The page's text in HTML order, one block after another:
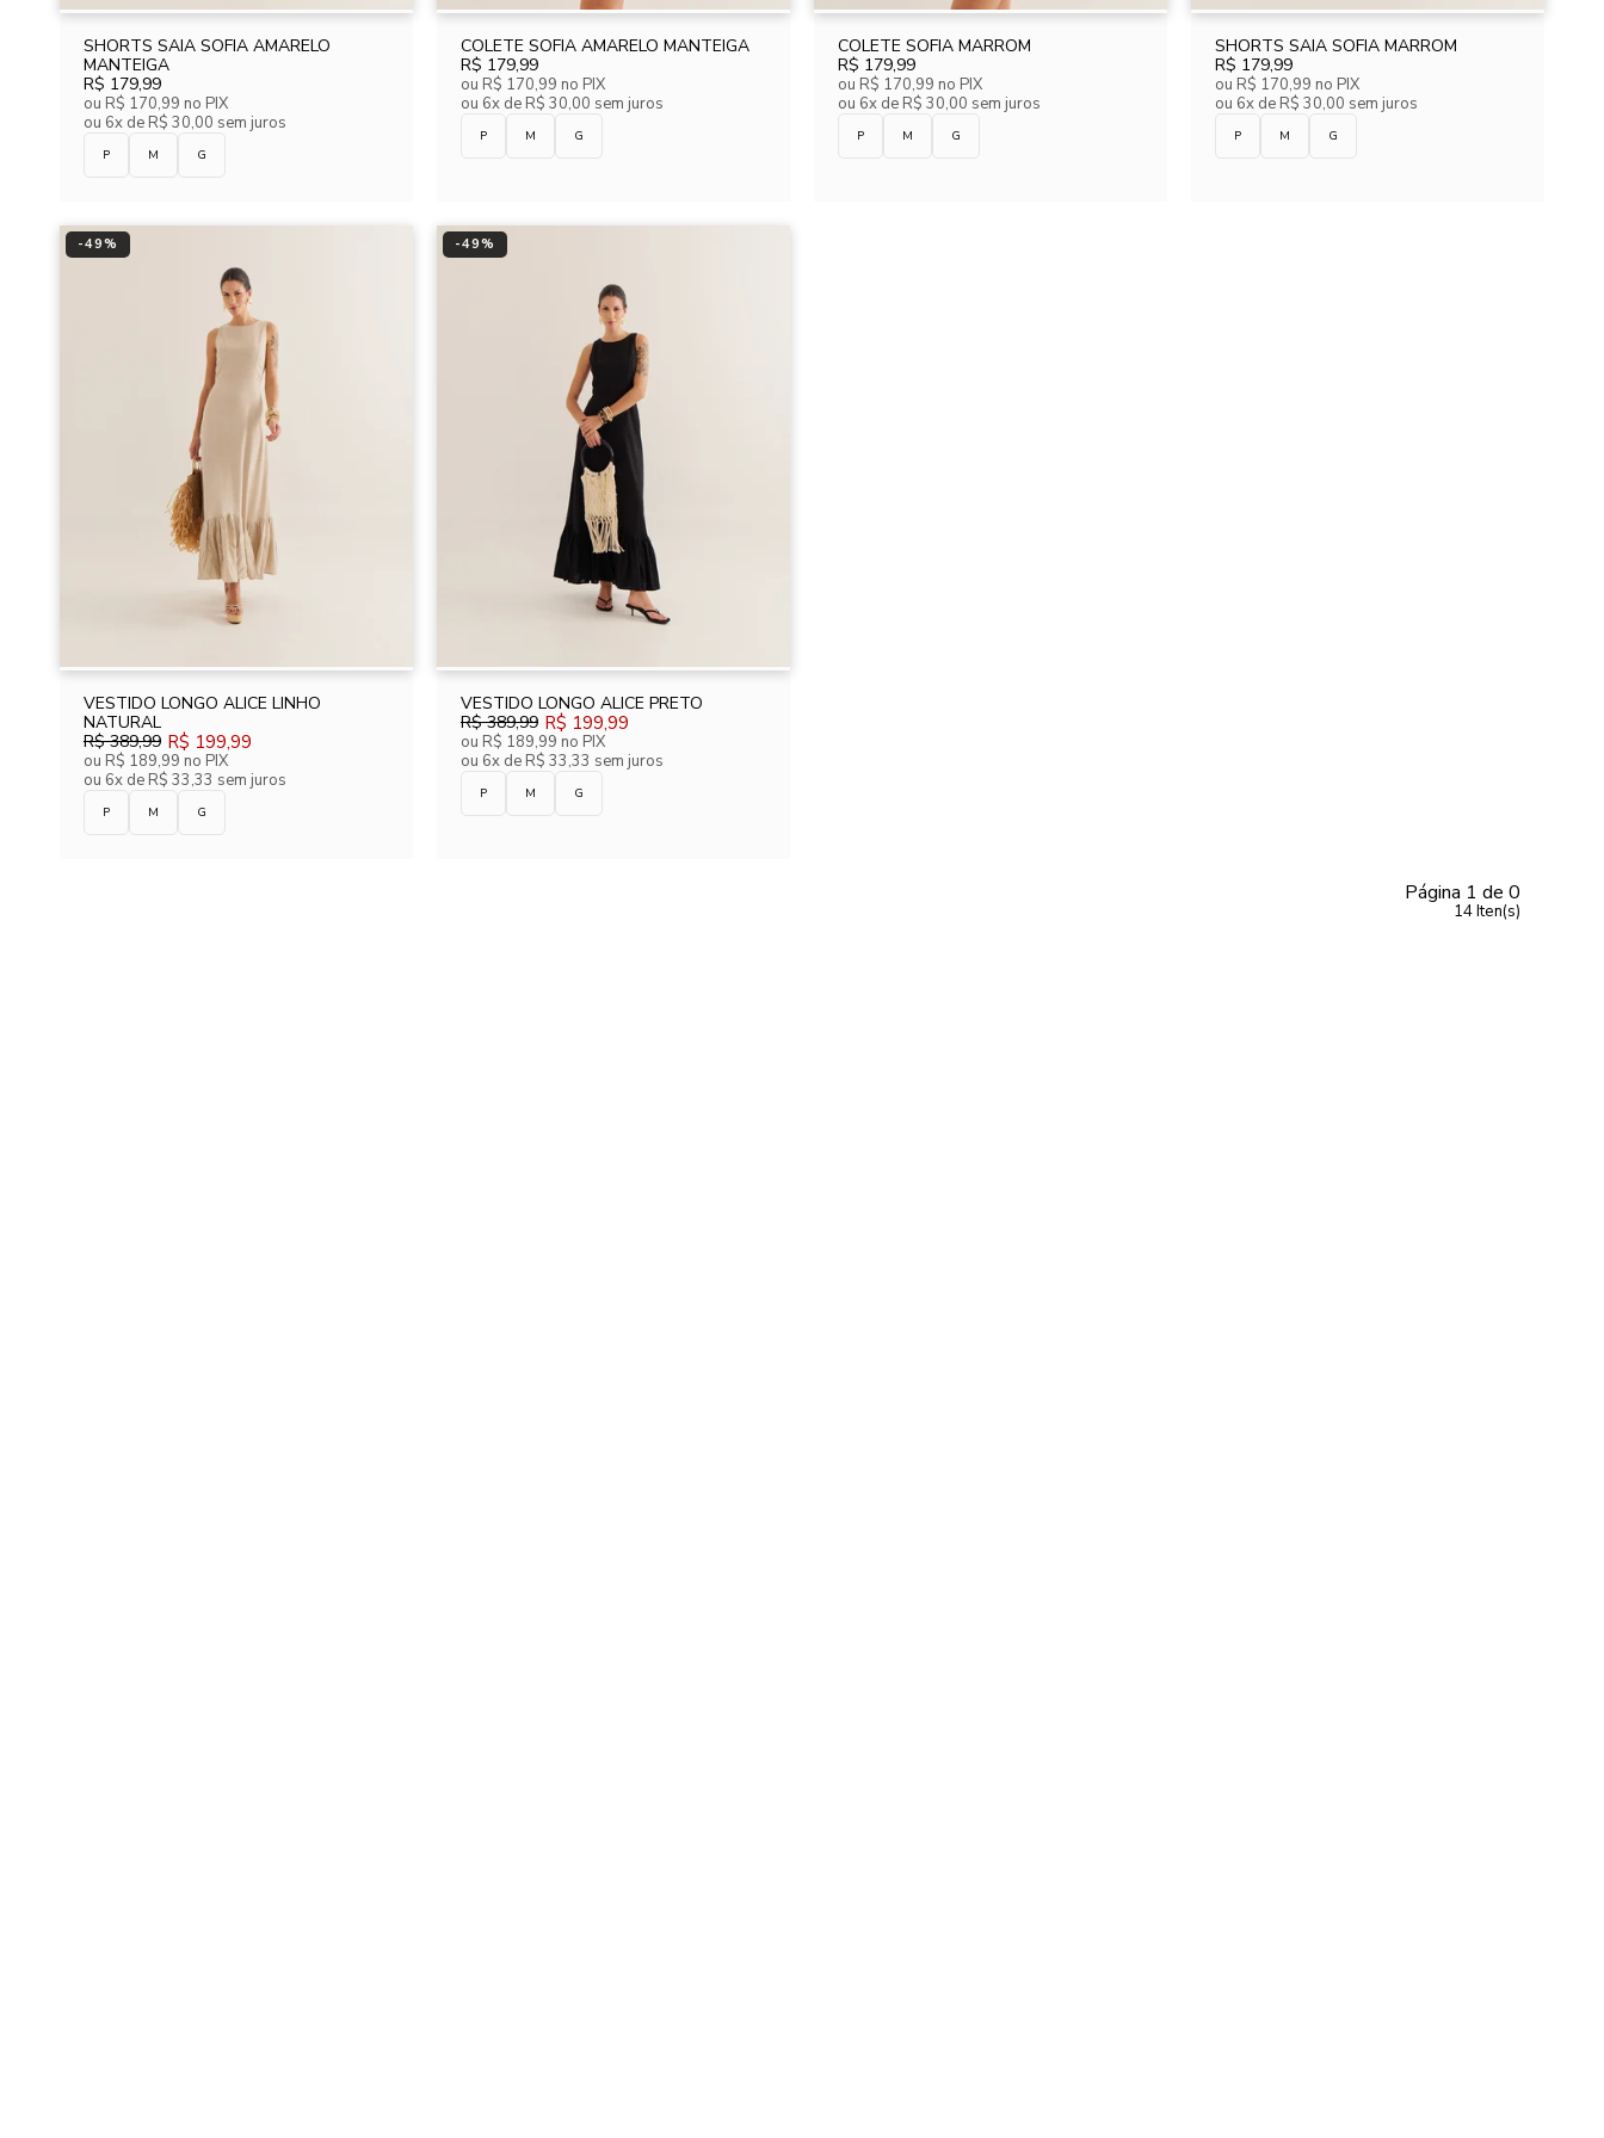
SHORTS SAIA SOFIA AMARELO
MANTEIGA
R$ 179,99
ou R$ 170,99 no PIX
ou 6x de R$ 30,00 sem juros
P M G
COLETE SOFIA AMARELO MANTEIGA
R$ 179,99
ou R$ 170,99 no PIX
ou 6x de R$ 30,00 sem juros
P M G
COLETE SOFIA MARROM
R$ 179,99
ou R$ 170,99 no PIX
ou 6x de R$ 30,00 sem juros
P M G
SHORTS SAIA SOFIA MARROM
R$ 179,99
ou R$ 170,99 no PIX
ou 6x de R$ 30,00 sem juros
P M G
-49%
VESTIDO LONGO ALICE LINHO
NATURAL
R$ 389,99 R$ 199,99
ou R$ 189,99 no PIX
ou 6x de R$ 33,33 sem juros
P M G
-49%
VESTIDO LONGO ALICE PRETO
R$ 389,99 R$ 199,99
ou R$ 189,99 no PIX
ou 6x de R$ 33,33 sem juros
P M G
Página 1 de 0
14Iten(s)